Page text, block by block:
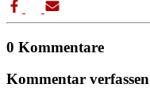
0 Kommentare
Kommentar verfassen